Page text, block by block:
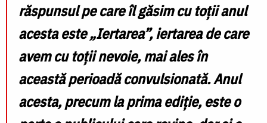
răspunsul pe care îl găsim cu toții anul
acesta este „Iertarea”, iertarea de care
avem cu toții nevoie, mai ales în
această perioadă convulsionată. Anul
acesta, precum la prima ediție, este o